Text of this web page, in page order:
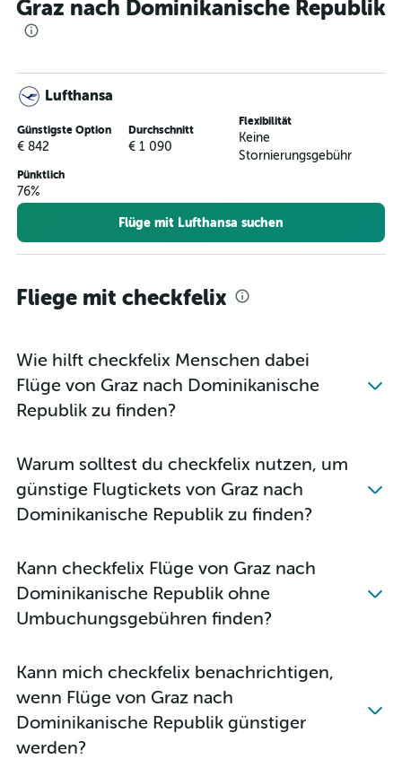
Flüge von Salzburg nach Varadero
Flüge von Graz nach Santo Domingo
Flüge von Wien nach Saint John's
Flüge von Wien nach Providenciales
Flüge von Salzburg nach Punta Cana
Flüge von Wien nach Port-of-Spain
Flüge von Wien nach Kralendijk
Flüge von Wien nach Road Town
Flüge von Wien nach Santiago de los Caballeros
Flüge von Wien nach Scarborough
Flüge von Wien nach St. George's
Flüge von Innsbruck nach Oranjestad
Flüge von Wien nach Havanna
Flüge von Wien nach Georgetown
Flüge von Salzburg nach Oranjestad
Flüge von Graz nach Havanna
Flüge von Graz nach Montego Bay
Flüge von Wien nach Christiansted
Flüge von Wien nach Vieques
Flüge von Wien nach Gregory Town
Graz nach Dominikanische Republik
Lufthansa
Günstigste Option
€ 842
Durchschnitt
€ 1 090
Flexibilität
Keine
Stornierungsgebühr
Pünktlich
76%
Flüge mit Lufthansa suchen
Fliege mit checkfelix
Wie hilft checkfelix Menschen dabei
Flüge von Graz nach Dominikanische
Republik zu finden?
Warum solltest du checkfelix nutzen, um
günstige Flugtickets von Graz nach
Dominikanische Republik zu finden?
Kann checkfelix Flüge von Graz nach
Dominikanische Republik ohne
Umbuchungsgebühren finden?
Kann mich checkfelix benachrichtigen,
wenn Flüge von Graz nach
Dominikanische Republik günstiger
werden?